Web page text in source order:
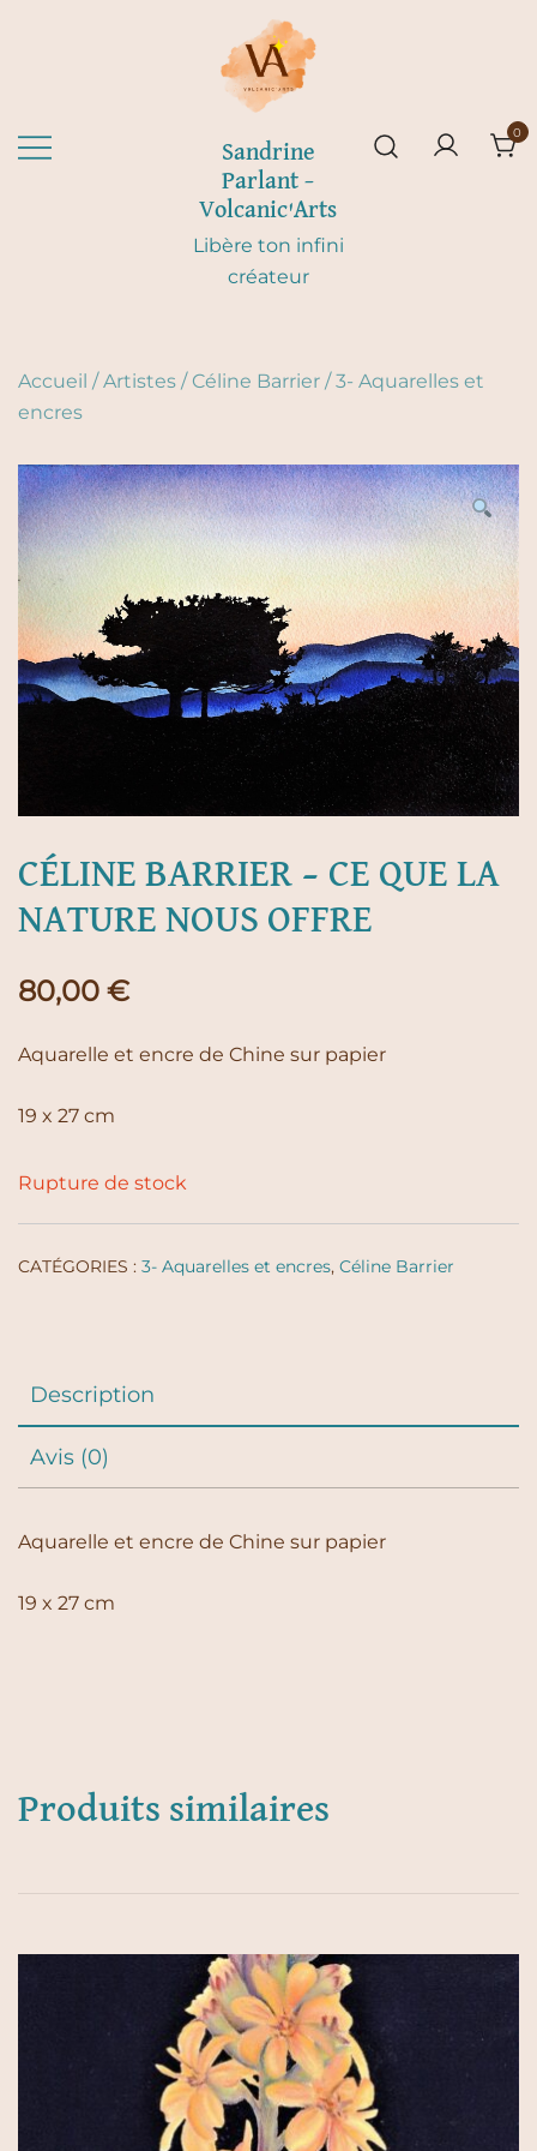
Sandrine
Parlant –
Volcanic'Arts
Libère ton infini
créateur
0
Accueil /Artistes / Céline Barrier /3- Aquarelles et
encres
CÉLINE BARRIER – CE QUE LA
NATURE NOUS OFFRE
80,00 €
Aquarelle et encre de Chine sur papier
19 x 27 cm
Rupture de stock
CATÉGORIES : 3- Aquarelles et encres, Céline Barrier
Description
Avis (0)
Aquarelle et encre de Chine sur papier
19 x 27 cm
Produits similaires